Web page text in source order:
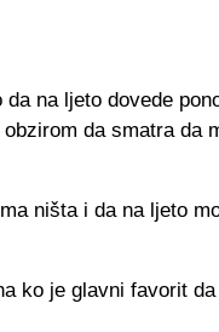
na ljeto dovede
da smatra da
ništa i da na ljeto
ko je glavni favorit da